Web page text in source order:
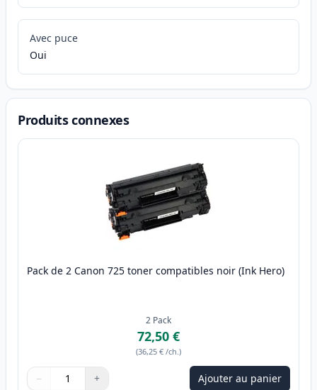
Avec puce
Oui
Produits connexes
Pack de 2 Canon 725 toner compatibles noir (Ink Hero)
2 Pack
72,50 €
(36,25 € /ch.)
Quantité
Utilisez les boutons pour ajuster
− +
Quantité Ajouter au panier